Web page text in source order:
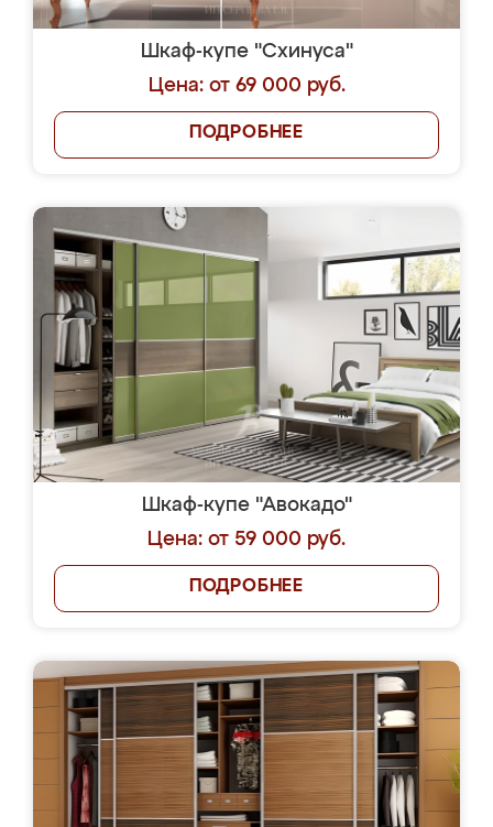
Шкаф-купе "Схинуса"
Цена: от 69 000 руб.
ПОДРОБНЕЕ
Шкаф-купе "Авокадо"
Цена: от 59 000 руб.
ПОДРОБНЕЕ